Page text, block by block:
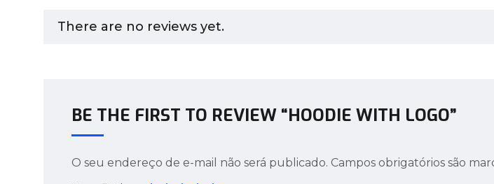
There are no reviews yet.
BE THE FIRST TO REVIEW “HOODIE WITH LOGO”
O seu endereço de e-mail não será publicado. Campos obrigatórios são